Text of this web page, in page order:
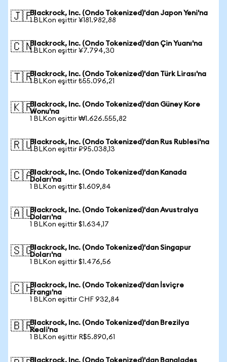
🇯🇵Blackrock, Inc. (Ondo Tokenized)'dan Japon Yeni'na
1 BLKon eşittir ¥181.982,88
🇨🇳Blackrock, Inc. (Ondo Tokenized)'dan Çin Yuanı'na
1 BLKon eşittir ¥7.794,30
🇹🇷Blackrock, Inc. (Ondo Tokenized)'dan Türk Lirası'na
1 BLKon eşittir ₺55.096,21
🇰🇷Blackrock, Inc. (Ondo Tokenized)'dan Güney Kore
Wonu'na
1 BLKon eşittir ₩1.626.555,82
🇷🇺Blackrock, Inc. (Ondo Tokenized)'dan Rus Rublesi'na
1 BLKon eşittir ₽95.038,13
🇨🇦Blackrock, Inc. (Ondo Tokenized)'dan Kanada
Doları'na
1 BLKon eşittir $1.609,84
🇦🇺Blackrock, Inc. (Ondo Tokenized)'dan Avustralya
Doları'na
1 BLKon eşittir $1.634,17
🇸🇬Blackrock, Inc. (Ondo Tokenized)'dan Singapur
Doları'na
1 BLKon eşittir $1.476,56
🇨🇭Blackrock, Inc. (Ondo Tokenized)'dan İsviçre
Frangı'na
1 BLKon eşittir CHF 932,84
🇧🇷Blackrock, Inc. (Ondo Tokenized)'dan Brezilya
Reali'na
1 BLKon eşittir R$5.890,61
Blackrock, Inc. (Ondo Tokenized)'dan Bangladeş